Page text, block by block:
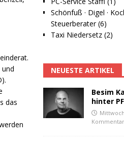
das
Schönfuß · Digel ·
Steuerberater (6)
Taxi Niedersetz (2)
NEUESTE ARTIKEL
Besim
hinter